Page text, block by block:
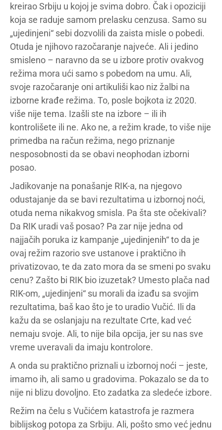
kreirao Srbiju u kojoj je svima dobro. Čak i opoziciji
koja se raduje samom prelasku cenzusa. Samo su
„ujedinjeni“ sebi dozvolili da zaista misle o pobedi.
Otuda je njihovo razočaranje najveće. Ali i jedino
smisleno – naravno da se u izbore protiv ovakvog
režima mora ući samo s pobedom na umu. Ali,
svoje razočaranje oni artikuliši kao niz žalbi na
izborne krađe režima. To, posle bojkota iz 2020.
više nije tema. Izašli ste na izbore – ili ih
kontrolišete ili ne. Ako ne, a režim krade, to više nije
primedba na račun režima, nego priznanje
nesposobnosti da se obavi neophodan izborni
posao.
Jadikovanje na ponašanje RIK-a, na njegovo
odustajanje da se bavi rezultatima u izbornoj noći,
otuda nema nikakvog smisla. Pa šta ste očekivali?
Da RIK uradi vaš posao? Pa zar nije jedna od
najjačih poruka iz kampanje „ujedinjenih“ to da je
ovaj režim razorio sve ustanove i praktično ih
privatizovao, te da zato mora da se smeni po svaku
cenu? Zašto bi RIK bio izuzetak? Umesto plača nad
RIK-om, „ujedinjeni“ su morali da izađu sa svojim
rezultatima, baš kao što je to uradio Vučić. Ili da
kažu da se oslanjaju na rezultate Crte, kad već
nemaju svoje. Ali, to nije bila opcija, jer su nas sve
vreme uveravali da imaju kontrolore.
A onda su praktično priznali u izbornoj noći – jeste,
imamo ih, ali samo u gradovima. Pokazalo se da to
nije ni blizu dovoljno. Eto zadatka za sledeće izbore.
Režim na čelu s Vučićem katastrofa je razmera
biblijskog potopa za Srbiju. Ali, pošto smo već jednu